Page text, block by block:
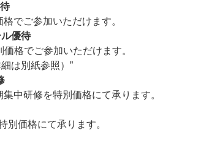
でご参加いただけます。
優待
格でご参加いただけます。
は別紙参照）”
中研修を特別価格にて承ります。
価格にて承ります。